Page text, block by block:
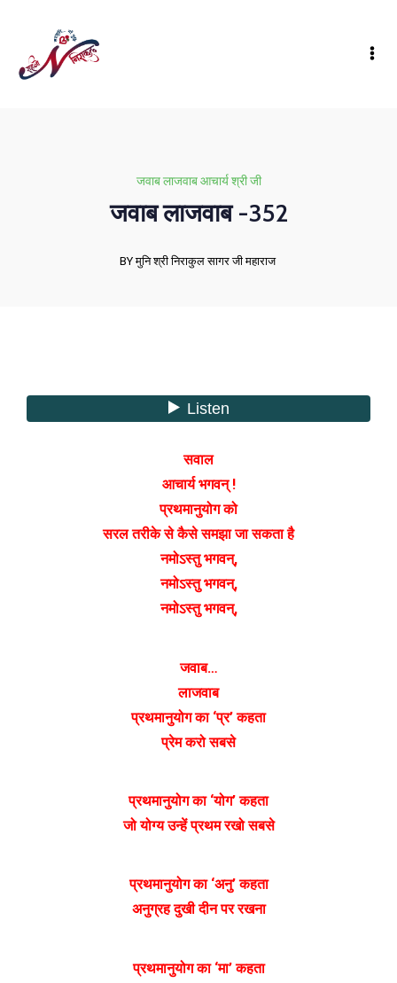
जवाब लाजवाब आचार्य श्री जी
जवाब लाजवाब -352
BY मुनि श्री निराकुल सागर जी महाराज
सवाल
आचार्य भगवन् !
प्रथमानुयोग को
सरल तरीके से कैसे समझा जा सकता है
नमोऽस्तु भगवन्,
नमोऽस्तु भगवन्,
नमोऽस्तु भगवन्,
जवाब…
लाजवाब
प्रथमानुयोग का ‘प्र’ कहता
प्रेम करो सबसे
प्रथमानुयोग का ‘योग’ कहता
जो योग्य उन्हें प्रथम रखो सबसे
प्रथमानुयोग का ‘अनु’ कहता
अनुग्रह दुखी दीन पर रखना
प्रथमानुयोग का ‘मा’ कहता